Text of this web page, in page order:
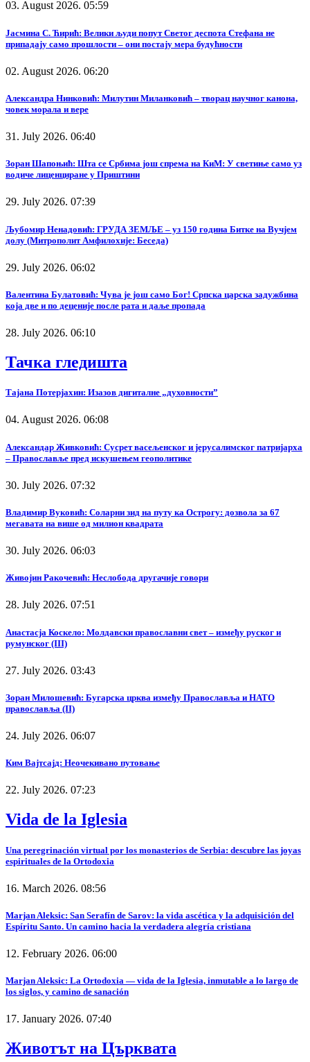
03. August 2026. 05:59
Јасмина С. Ћирић: Велики људи попут Светог деспота Стефана не
припадају само прошлости – они постају мера будућности
02. August 2026. 06:20
Александра Нинковић: Милутин Миланковић – творац научног канона,
човек морала и вере
31. July 2026. 06:40
Зоран Шапоњић: Шта се Србима још спрема на КиМ: У светиње само уз
водиче лиценциране у Приштини
29. July 2026. 07:39
Љубомир Ненадовић: ГРУДА ЗЕМЉЕ – уз 150 година Битке на Вучјем
долу (Митрополит Амфилохије: Беседа)
29. July 2026. 06:02
Валентина Булатовић: Чува је још само Бог! Српска царска задужбина
која две и по деценије после рата и даље пропада
28. July 2026. 06:10
Тачка гледишта
Тајана Потерјахин: Изазов дигиталне „духовности”
04. August 2026. 06:08
Александар Живковић: Сусрет васељенског и јерусалимског патријарха
– Православље пред искушењем геополитике
30. July 2026. 07:32
Владимир Вуковић: Соларни зид на путу ка Острогу: дозвола за 67
мегавата на више од милион квадрата
30. July 2026. 06:03
Живојин Ракочевић: Неслобода другачије говори
28. July 2026. 07:51
Анастасја Коскело: Молдавски православни свет – између руског и
румунског (III)
27. July 2026. 03:43
Зоран Милошевић: Бугарска црква између Православља и НАТО
православља (II)
24. July 2026. 06:07
Ким Вајтсајд: Неочекивано путовање
22. July 2026. 07:23
Vida de la Iglesia
Una peregrinación virtual por los monasterios de Serbia: descubre las joyas
espirituales de la Ortodoxia
16. March 2026. 08:56
Marjan Aleksic: San Serafín de Sarov: la vida ascética y la adquisición del
Espíritu Santo. Un camino hacia la verdadera alegría cristiana
12. February 2026. 06:00
Marjan Aleksic: La Ortodoxia — vida de la Iglesia, inmutable a lo largo de
los siglos, y camino de sanación
17. January 2026. 07:40
Животът на Църквата